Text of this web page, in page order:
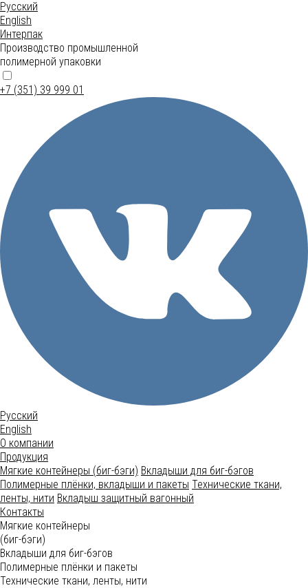
Русский
English
Интерпак
Производство промышленной
полимерной упаковки
+7 (351) 39 999 01
Русский
English
О компании
Продукция
Мягкие контейнеры (биг-бэги) Вкладыши для биг-бэгов
Полимерные плёнки, вкладыши и пакеты Технические ткани,
ленты, нити Вкладыш защитный вагонный
Контакты
Мягкие контейнеры
(биг-бэги)
Вкладыши для биг-бэгов
Полимерные плёнки и пакеты
Технические ткани, ленты, нити